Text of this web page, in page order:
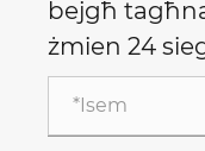
bejgħ
żmien 24